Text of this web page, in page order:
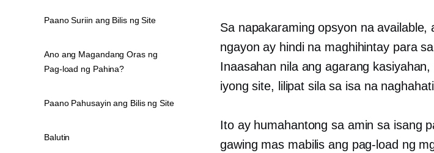
Sa napakaraming opsyon na available,
ngayon ay hindi na maghihintay para
Inaasahan nila ang agarang
iyong site, lilipat sila sa isa na
Ito ay humahantong sa amin sa isang
gawing mas mabilis ang pag-load ng
Paano Suriin ang Bilis ng Site
Ano ang Magandang Oras ng
Pag-load ng Pahina?
Paano Pahusayin ang Bilis ng Site
Balutin